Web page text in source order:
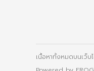
เนื้อหาทั้งหมดบนเว็บ